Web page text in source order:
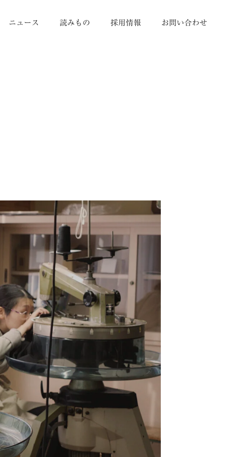
ニュース 読みもの 採用情報 お問い合わせ